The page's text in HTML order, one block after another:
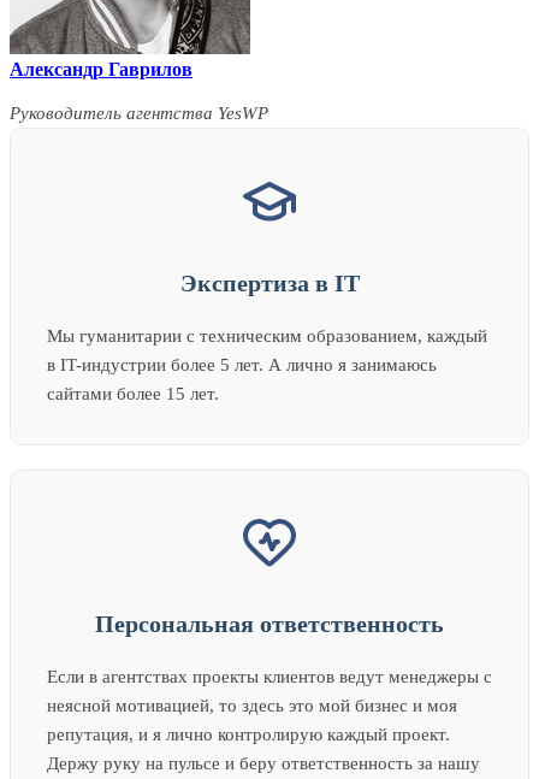
Александр Гаврилов
Руководитель агентства YesWP
Экспертиза в IT
Мы гуманитарии с техническим образованием, каждый
в IT-индустрии более 5 лет. А лично я занимаюсь
сайтами более 15 лет.
Персональная ответственность
Если в агентствах проекты клиентов ведут менеджеры с
неясной мотивацией, то здесь это мой бизнес и моя
репутация, и я лично контролирую каждый проект.
Держу руку на пульсе и беру ответственность за нашу